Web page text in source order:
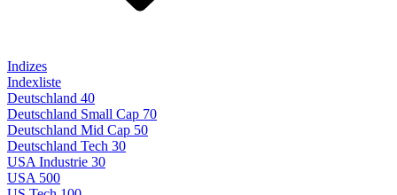
Indizes
Indexliste
Deutschland 40
Deutschland Small Cap 70
Deutschland Mid Cap 50
Deutschland Tech 30
USA Industrie 30
USA 500